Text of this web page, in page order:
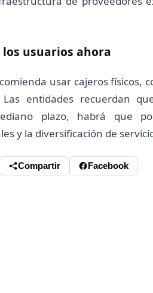
los usuarios ahora
usar cajeros físicos,
entidades recuerdan
plazo, habrá que
y la diversificación de
Compartir Facebook